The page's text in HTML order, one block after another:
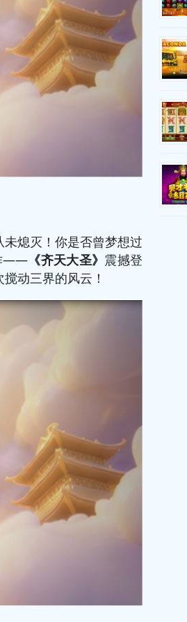
熄灭！你是否曾梦想过
——《齐天大圣》 震撼登
动三界的风云！